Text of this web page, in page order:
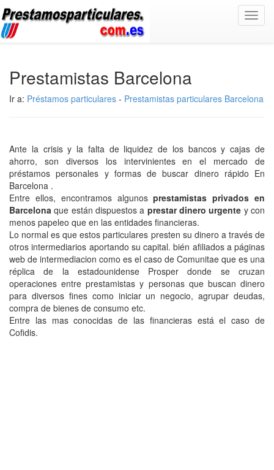
Prestamistas Barcelona
Ir a: Préstamos particulares - Prestamistas particulares Barcelona
Ante la crisis y la falta de liquidez de los bancos y cajas de
ahorro, son diversos los intervinientes en el mercado de
préstamos personales y formas de buscar dinero rápido En
Barcelona .
Entre ellos, encontramos algunosprestamistas privados en
Barcelona que están dispuestos a prestar dinero urgente y con
menos papeleo que en las entidades financieras.
Lo normal es que estos particulares presten su dinero a través de
otros intermediarios aportando su capital. bién afiliados a páginas
web de intermediacion como es el caso de Comunitae que es una
réplica de la estadounidense Prosper donde se cruzan
operaciones entre prestamistas y personas que buscan dinero
para diversos fines como iniciar un negocio, agrupar deudas,
compra de bienes de consumo etc.
Entre las mas conocidas de las financieras está el caso de
Cofidis.